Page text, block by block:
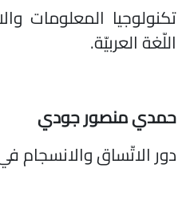
تكنولوجيا المعلومات
اللّغة العربيّة.
حمدي منصور جودي
دور الاتّساق والانسجام